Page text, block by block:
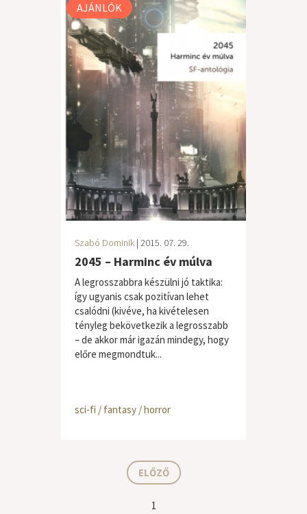
AJÁNLÓK
Szabó Dominik | 2015. 07. 29.
2045 – Harminc év múlva
A legrosszabbra készülni jó taktika:
így ugyanis csak pozitívan lehet
csalódni (kivéve, ha kivételesen
tényleg bekövetkezik a legrosszabb
– de akkor már igazán mindegy, hogy
előre megmondtuk...
sci-fi / fantasy / horror
ELŐZŐ
1